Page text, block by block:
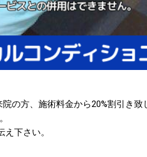
の方、施術料金から20%割引き致
下さい。